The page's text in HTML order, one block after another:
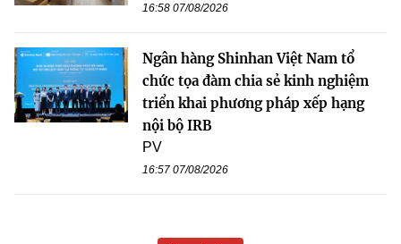
16:58 07/08/2026
Ngân hàng Shinhan Việt Nam tổ
chức tọa đàm chia sẻ kinh nghiệm
triển khai phương pháp xếp hạng
nội bộ IRB
PV
16:57 07/08/2026